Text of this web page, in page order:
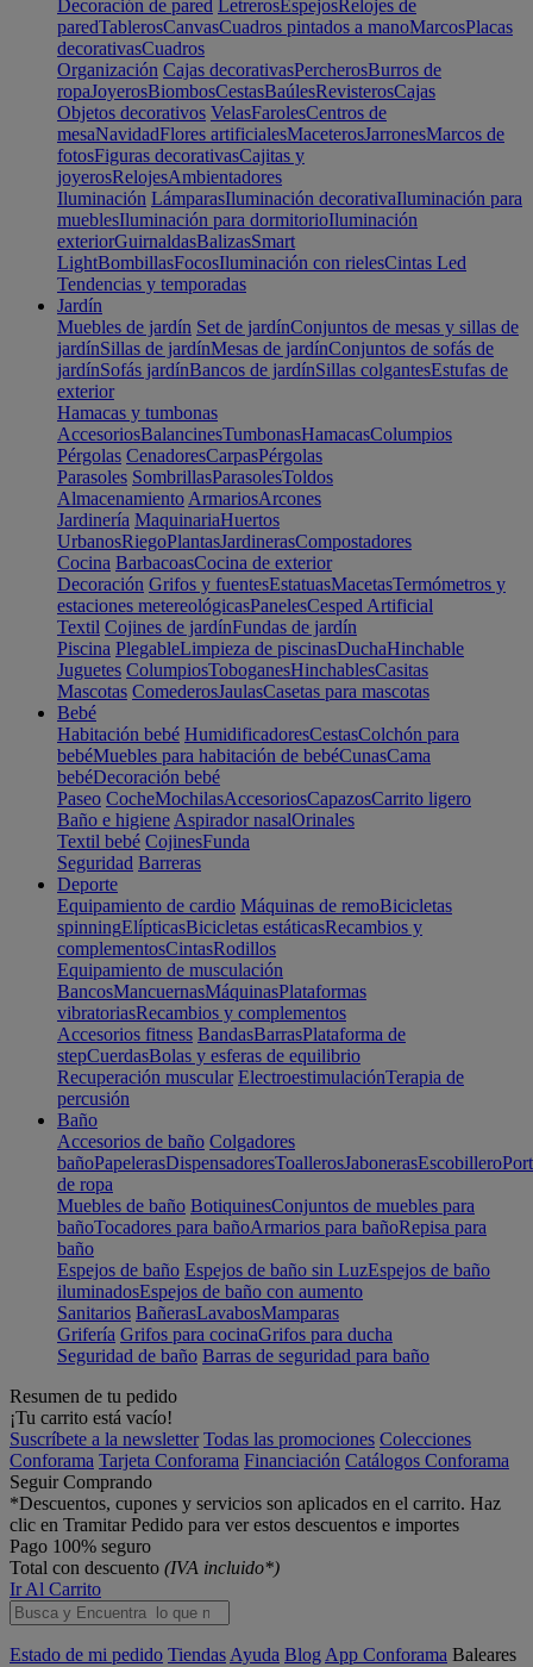
Decoración de pared LetrerosEspejosRelojes de
paredTablerosCanvasCuadros pintados a manoMarcosPlacas
decorativasCuadros
Organización Cajas decorativasPercherosBurros de
ropaJoyerosBiombosCestasBaúlesRevisterosCajas
Objetos decorativos VelasFarolesCentros de
mesaNavidadFlores artificialesMaceterosJarronesMarcos de
fotosFiguras decorativasCajitas y
joyerosRelojesAmbientadores
Iluminación LámparasIluminación decorativaIluminación para
mueblesIluminación para dormitorioIluminación
exteriorGuirnaldasBalizasSmart
LightBombillasFocosIluminación con rielesCintas Led
Tendencias y temporadas
Jardín
Muebles de jardín Set de jardínConjuntos de mesas y sillas de
jardínSillas de jardínMesas de jardínConjuntos de sofás de
jardínSofás jardínBancos de jardínSillas colgantesEstufas de
exterior
Hamacas y tumbonas
AccesoriosBalancinesTumbonasHamacasColumpios
Pérgolas CenadoresCarpasPérgolas
Parasoles SombrillasParasolesToldos
Almacenamiento ArmariosArcones
Jardinería MaquinariaHuertos
UrbanosRiegoPlantasJardinerasCompostadores
Cocina BarbacoasCocina de exterior
Decoración Grifos y fuentesEstatuasMacetasTermómetros y
estaciones metereológicasPanelesCesped Artificial
Textil Cojines de jardínFundas de jardín
Piscina PlegableLimpieza de piscinasDuchaHinchable
Juguetes ColumpiosToboganesHinchablesCasitas
Mascotas ComederosJaulasCasetas para mascotas
Bebé
Habitación bebé HumidificadoresCestasColchón para
bebéMuebles para habitación de bebéCunasCama
bebéDecoración bebé
Paseo CocheMochilasAccesoriosCapazosCarrito ligero
Baño e higiene Aspirador nasalOrinales
Textil bebé CojinesFunda
Seguridad Barreras
Deporte
Equipamiento de cardio Máquinas de remoBicicletas
spinningElípticasBicicletas estáticasRecambios y
complementosCintasRodillos
Equipamiento de musculación
BancosMancuernasMáquinasPlataformas
vibratoriasRecambios y complementos
Accesorios fitness BandasBarrasPlataforma de
stepCuerdasBolas y esferas de equilibrio
Recuperación muscular ElectroestimulaciónTerapia de
percusión
Baño
Accesorios de baño Colgadores
bañoPapelerasDispensadoresToallerosJabonerasEscobillero
de ropa
Muebles de baño BotiquinesConjuntos de muebles para
bañoTocadores para bañoArmarios para bañoRepisa para
baño
Espejos de baño Espejos de baño sin LuzEspejos de baño
iluminadosEspejos de baño con aumento
Sanitarios BañerasLavabosMamparas
Grifería Grifos para cocinaGrifos para ducha
Seguridad de baño Barras de seguridad para baño
Resumen de tu pedido
¡Tu carrito está vacío!
Suscríbete a la newsletter Todas las promociones Colecciones
Conforama Tarjeta Conforama Financiación Catálogos Conforama
Seguir Comprando
*Descuentos, cupones y servicios son aplicados en el carrito. Haz
clic en Tramitar Pedido para ver estos descuentos e importes
Pago 100% seguro
Total con descuento (IVA incluido*)
Ir Al Carrito
Estado de mi pedido Tiendas Ayuda Blog App Conforama Baleares